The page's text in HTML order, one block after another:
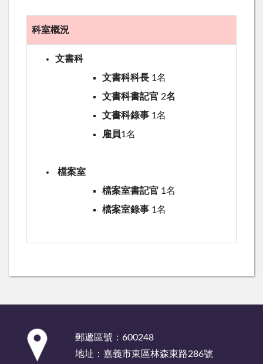
科室概況
文書科
文書科科長 1名
文書科書記官 2名
文書科錄事 1名
雇員1名
檔案室
檔案室書記官 1名
檔案室錄事 1名
郵遞區號：600248
地址：嘉義市東區林森東路286號